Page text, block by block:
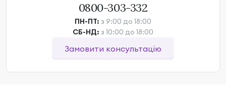
0800-303-332
ПН-ПТ: з 9:00 до 18:00
СБ-НД: з 10:00 до 18:00
Замовити консультацію